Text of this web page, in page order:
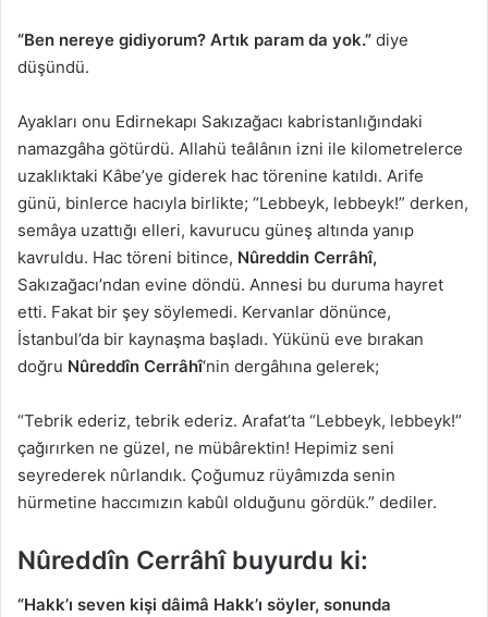
“Ben nereye gidiyorum? Artık param da yok.” diye
düşündü.
Ayakları onu Edirnekapı Sakızağacı kabristanlığındaki
namazgâha götürdü. Allahü teâlânın izni ile kilometrelerce
uzaklıktaki Kâbe’ye giderek hac törenine katıldı. Arife
günü, binlerce hacıyla birlikte; “Lebbeyk, lebbeyk!” derken,
semâya uzattığı elleri, kavurucu güneş altında yanıp
kavruldu. Hac töreni bitince, Nûreddin Cerrâhî,
Sakızağacı’ndan evine döndü. Annesi bu duruma hayret
etti. Fakat bir şey söylemedi. Kervanlar dönünce,
İstanbul’da bir kaynaşma başladı. Yükünü eve bırakan
doğru Nûreddîn Cerrâhî‘nin dergâhına gelerek;
“Tebrik ederiz, tebrik ederiz. Arafat’ta “Lebbeyk, lebbeyk!”
çağırırken ne güzel, ne mübârektin! Hepimiz seni
seyrederek nûrlandık. Çoğumuz rüyâmızda senin
hürmetine haccımızın kabûl olduğunu gördük.” dediler.
Nûreddîn Cerrâhî buyurdu ki:
“Hakk’ı seven kişi dâimâ Hakk’ı söyler, sonunda